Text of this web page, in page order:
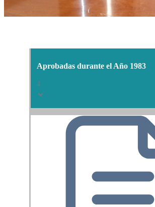
Aprobadas durante el Año 1983
4